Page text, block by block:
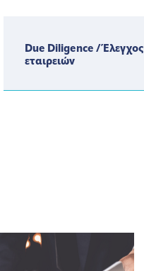
Due Diligence / Έλεγχος
εταιρειών